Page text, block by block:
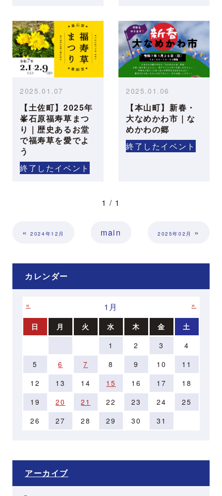
【土佐町】2025年
峯石原福寿草まつ
り｜歴史あるお堂
で福寿草を愛でよ
う
2025.01.07
終了したイベント
【本山町】新春・
大なめかわ市｜な
めかわの郷
2025.01.06
終了したイベント
1 / 1
«2024年12月 main 2025年02月 »
カレンダー
« 1月 »
日 月 火 水 木 金
土
1
2 3
4
5
6 7 8 9 10
11
12
13 14 15 16 17
18
19
20 21 22 23 24
25
26
27 28 29 30 31
アーカイブ